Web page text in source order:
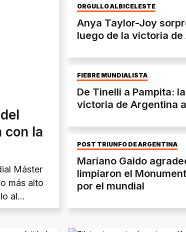
con la
Máster
más alto
al
ORGULLO ALBICELESTE
Anya Taylor-Joy
luego de la victoria
FIEBRE MUNDIALISTA
De Tinelli a Pampita:
victoria de Argentina
POST TRIUNFO DE ARGENTINA
Mariano Gaido
limpiaron el
por el mundial